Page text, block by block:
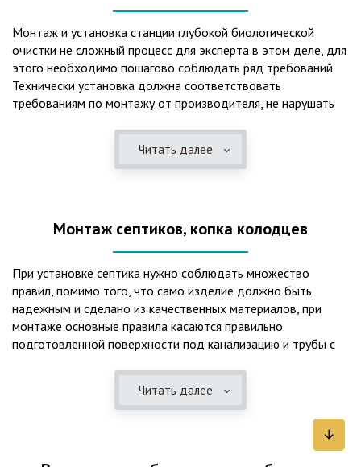
Монтаж и установка станции глубокой биологической
очистки не сложный процесс для эксперта в этом деле, для
этого необходимо пошагово соблюдать ряд требований.
Технически установка должна соответствовать
требованиям по монтажу от производителя, не нарушать
представления о требованиях ПУЭ, ведь не качественный
монтаж может привезти не только к выходу из строя
вод – самый эффективный способ из всех существующих
оборудования вода может применяться для хозяйственных
нужд и полива огорода, а остатки ила при чистке могут
стать эффективным удобрением. Нет необходимости
тратить средства на ассенизаторскую машину. Системы
монтируются при минимуме земляных работ, без грязи и
заезда крупной техники, даже при очень высоком уровне
грунтовых вод. Служат до 50 и более лет при уникальной
необходимо удалять ил, самостоятельно или с помощью
Читать далее
Монтаж септиков, копка колодцев
При установке септика нужно соблюдать множество
правил, помимо того, что само изделие должно быть
надежным и сделано из качественных материалов, при
монтаже основные правила касаются правильно
подготовленной поверхности под канализацию и трубы с
Мы установим Вам емкости для фильтрации и отстаивания
сточных вод по технологиям, не приводящим к загрязнению
Читать далее